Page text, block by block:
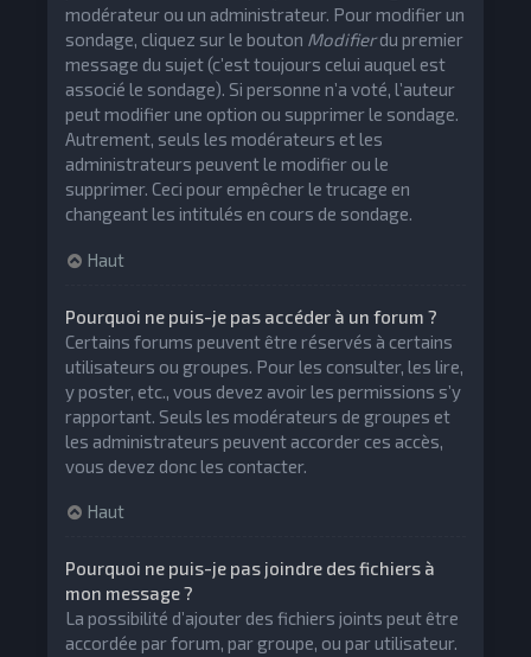
modérateur ou un administrateur. Pour modifier un
sondage, cliquez sur le bouton Modifierdu premier
message du sujet (c’est toujours celui auquel est
associé le sondage). Si personne n’a voté, l’auteur
peut modifier une option ou supprimer le sondage.
Autrement, seuls les modérateurs et les
administrateurs peuvent le modifier ou le
supprimer. Ceci pour empêcher le trucage en
changeant les intitulés en cours de sondage.
Haut
Pourquoi ne puis-je pas accéder à un forum ?
Certains forums peuvent être réservés à certains
utilisateurs ou groupes. Pour les consulter, les lire,
y poster, etc., vous devez avoir les permissions s’y
rapportant. Seuls les modérateurs de groupes et
les administrateurs peuvent accorder ces accès,
vous devez donc les contacter.
Haut
Pourquoi ne puis-je pas joindre des fichiers à
mon message ?
La possibilité d’ajouter des fichiers joints peut être
accordée par forum, par groupe, ou par utilisateur.